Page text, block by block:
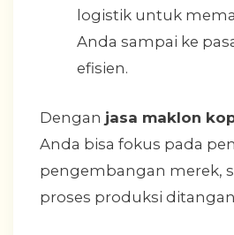
logistik untuk
Anda sampai ke
efisien.
Dengan jasa maklon
Anda bisa fokus pada
pengembangan merek,
proses produksi